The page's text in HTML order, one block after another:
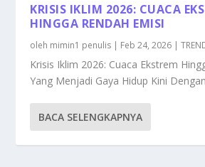
KRISIS IKLIM 2026: CUACA
HINGGA RENDAH EMISI
oleh mimin1 penulis | Feb 24, 2026 |
Krisis Iklim 2026: Cuaca Ekstrem
Yang Menjadi Gaya Hidup Kini
BACA SELENGKAPNYA